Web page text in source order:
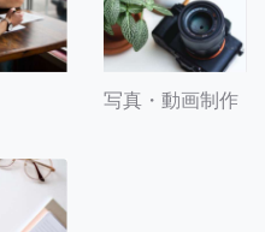
写真・動画制作